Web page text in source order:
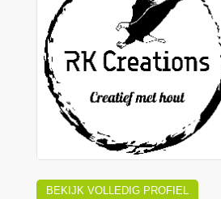
BEKIJK VOLLEDIG PROFIEL